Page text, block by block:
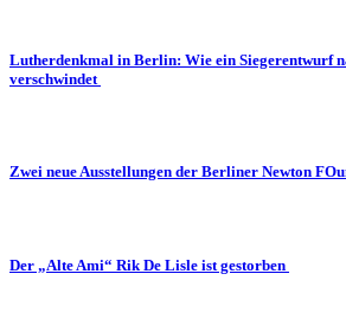
Lutherdenkmal in Berlin: Wie ein Siegerentwurf
verschwindet
Zwei neue Ausstellungen der Berliner Newton
Der „Alte Ami“ Rik De Lisle ist gestorben